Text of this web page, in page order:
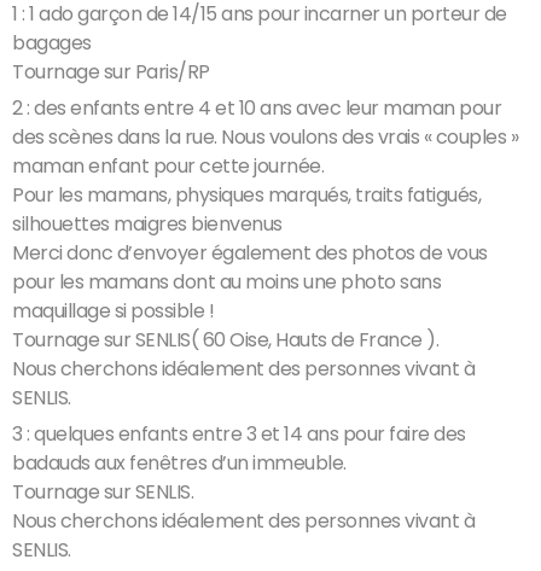
1 : 1 ado garçon de 14/15 ans pour incarner un porteur de
bagages
Tournage sur Paris/RP
2 : des enfants entre 4 et 10 ans avec leur maman pour
des scènes dans la rue. Nous voulons des vrais « couples »
maman enfant pour cette journée.
Pour les mamans, physiques marqués, traits fatigués,
silhouettes maigres bienvenus
Merci donc d’envoyer également des photos de vous
pour les mamans dont au moins une photo sans
maquillage si possible !
Tournage sur SENLIS( 60 Oise, Hauts de France ).
Nous cherchons idéalement des personnes vivant à
SENLIS.
3 : quelques enfants entre 3 et 14 ans pour faire des
badauds aux fenêtres d’un immeuble.
Tournage sur SENLIS.
Nous cherchons idéalement des personnes vivant à
SENLIS.